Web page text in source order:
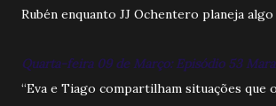
Rubén enquanto JJ Ochentero planeja
Quarta-feira 09 de Março: Episódio 53
“Eva e Tiago compartilham situações que